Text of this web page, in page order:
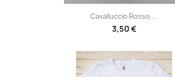
Anteprima
Cavalluccio Rosso,...
3,50 €